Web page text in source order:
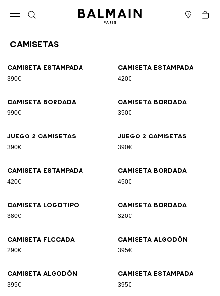
Cesta
Camisetas
Camiseta estampada
390€
Camiseta estampada
420€
Camiseta bordada
990€
Camiseta bordada
350€
Juego 2 camisetas
390€
Juego 2 camisetas
390€
Camiseta estampada
420€
Camiseta bordada
450€
Camiseta logotipo
380€
Camiseta bordada
320€
Camiseta flocada
290€
Camiseta algodón
395€
Camiseta algodón
395€
Camiseta estampada
395€